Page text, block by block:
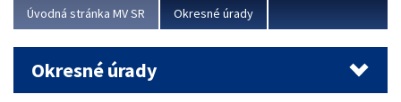
Viac
Úvodná stránka MV SR Okresné úrady
Okresné úrady